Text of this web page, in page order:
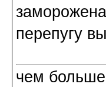
перепугу
чем